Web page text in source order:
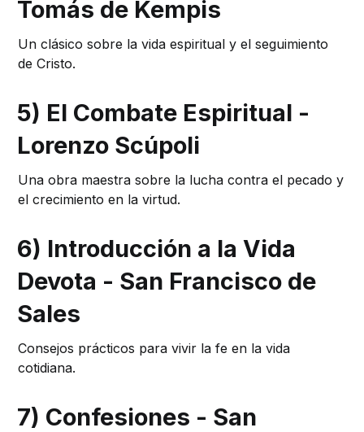
Tomás de Kempis
Un clásico sobre la vida espiritual y el seguimiento
de Cristo.
5) El Combate Espiritual -
Lorenzo Scúpoli
Una obra maestra sobre la lucha contra el pecado y
el crecimiento en la virtud.
6) Introducción a la Vida
Devota - San Francisco de
Sales
Consejos prácticos para vivir la fe en la vida
cotidiana.
7) Confesiones - San